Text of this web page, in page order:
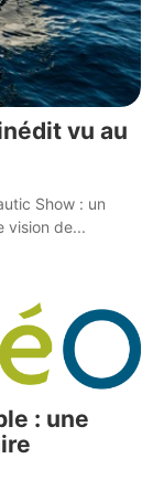
vu au
Show : un
vision de...
: une